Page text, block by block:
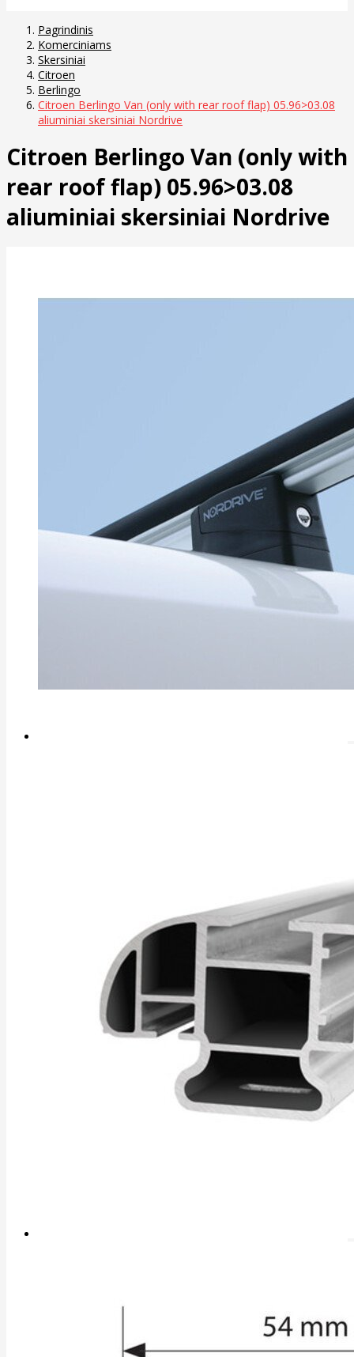
Pagrindinis
Komerciniams
Skersiniai
Citroen
Berlingo
Citroen Berlingo Van (only with rear roof flap) 05.96>03.08
aliuminiai skersiniai Nordrive
Citroen Berlingo Van (only with
rear roof flap) 05.96>03.08
aliuminiai skersiniai Nordrive